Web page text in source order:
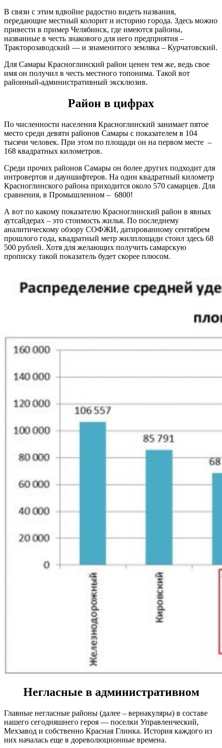
В связи с этим вдвойне радостно видеть названия,
передающие местный колорит и историю города. Здесь можно
привести в пример Челябинск, где имеются районы,
названные в честь знакового для него предприятия –
Тракторозаводский — и знаменитого земляка – Курчатовский.
Для Самары Красноглинский район ценен тем же, ведь свое
имя он получил в честь местного топонима. Такой вот
районный-административный эксклюзив.
Район в цифрах
По численности населения Красноглинский занимает пятое
место среди девяти районов Самары с показателем в 104
тысячи человек. При этом по площади он на первом месте –
168 квадратных километров.
Среди прочих районов Самары он более других подходит для
интровертов и дауншифтеров. На один квадратный километр
Красноглинского района приходится около 570 самарцев. Для
сравнения, в Промышленном – 6800!
А вот по какому показателю Красноглинский район в явных
аутсайдерах – это стоимость жилья. По последнему
аналитическому обзору СОФЖИ, датированному сентябрем
прошлого года, квадратный метр жилплощади стоил здесь 68
500 рублей. Хотя для желающих получить самарскую
прописку такой показатель будет скорее плюсом.
Негласные в административном
Главные негласные районы (далее – вернакуляры) в составе
нашего сегодняшнего героя — поселки Управленческий,
Мехзавод и собственно Красная Глинка. История каждого из
них началась еще в дореволюционные времена.